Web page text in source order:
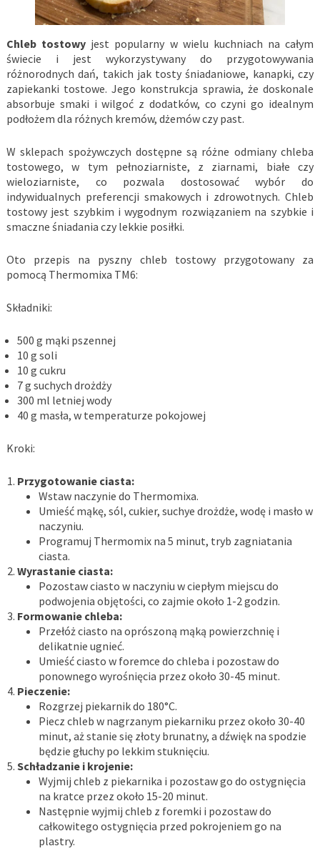
Chleb tostowy jest popularny w wielu kuchniach na całym
świecie i jest wykorzystywany do przygotowywania
różnorodnych dań, takich jak tosty śniadaniowe, kanapki, czy
zapiekanki tostowe. Jego konstrukcja sprawia, że doskonale
absorbuje smaki i wilgoć z dodatków, co czyni go idealnym
podłożem dla różnych kremów, dżemów czy past.
W sklepach spożywczych dostępne są różne odmiany chleba
tostowego, w tym pełnoziarniste, z ziarnami, białe czy
wieloziarniste, co pozwala dostosować wybór do
indywidualnych preferencji smakowych i zdrowotnych. Chleb
tostowy jest szybkim i wygodnym rozwiązaniem na szybkie i
smaczne śniadania czy lekkie posiłki.
Oto przepis na pyszny chleb tostowy przygotowany za
pomocą Thermomixa TM6:
Składniki:
500 g mąki pszennej
10 g soli
10 g cukru
7 g suchych drożdży
300 ml letniej wody
40 g masła, w temperaturze pokojowej
Kroki:
Przygotowanie ciasta:
Wstaw naczynie do Thermomixa.
Umieść mąkę, sól, cukier, suchye drożdże, wodę i masło w
naczyniu.
Programuj Thermomix na 5 minut, tryb zagniatania
ciasta.
Wyrastanie ciasta:
Pozostaw ciasto w naczyniu w ciepłym miejscu do
podwojenia objętości, co zajmie około 1-2 godzin.
Formowanie chleba:
Przełóż ciasto na oprószoną mąką powierzchnię i
delikatnie ugnieć.
Umieść ciasto w foremce do chleba i pozostaw do
ponownego wyrośnięcia przez około 30-45 minut.
Pieczenie:
Rozgrzej piekarnik do 180°C.
Piecz chleb w nagrzanym piekarniku przez około 30-40
minut, aż stanie się złoty brunatny, a dźwięk na spodzie
będzie głuchy po lekkim stuknięciu.
Schładzanie i krojenie:
Wyjmij chleb z piekarnika i pozostaw go do ostygnięcia
na kratce przez około 15-20 minut.
Następnie wyjmij chleb z foremki i pozostaw do
całkowitego ostygnięcia przed pokrojeniem go na
plastry.